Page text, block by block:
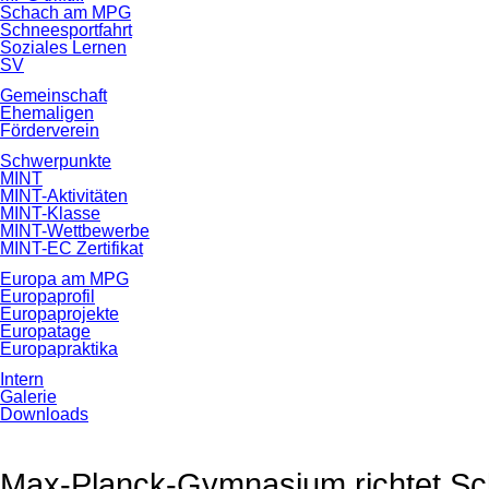
Schach am MPG
Schneesportfahrt
Soziales Lernen
SV
Gemeinschaft
Ehemaligen
Förderverein
Schwerpunkte
MINT
MINT-Aktivitäten
MINT-Klasse
MINT-Wettbewerbe
MINT-EC Zertifikat
Europa am MPG
Europaprofil
Europaprojekte
Europatage
Europapraktika
Intern
Galerie
Downloads